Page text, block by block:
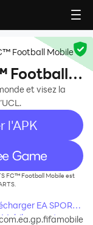
Football Mobile
Football
et visez la
l'APK
FC™ Football Mobile est
EA SPORTS
sur votre